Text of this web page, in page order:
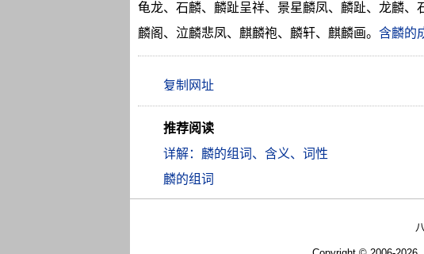
龟龙、石麟、麟趾呈祥、景星麟凤、麟趾、龙麟、
麟阁、泣麟悲凤、麒麟袍、麟轩、麒麟画。 含麟的
推荐阅读
详解：麟的组词、含义、词性
麟的组词